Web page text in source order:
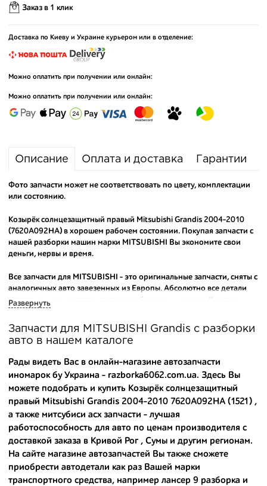
Заказ в 1 клик
Доставка по Киеву и Украине курьером или в отделение:
Можно оплатить при получении или онлайн:
Можно оплатить при получении или онлайн:
Описание Оплата и доставка Гарантии
Фото запчасти может не соответствовать по цвету, комплектации
или состоянию.
Козырёк солнцезащитный правый Mitsubishi Grandis 2004-2010
(7620A092HA) в хорошем рабочем состоянии. Покупая запчасти с
нашей разборки машин марки MITSUBISHI Вы экономите свои
деньги, нервы и время.
Все запчасти для MITSUBISHI - это оригинальные запчасти, сняты с
аналогичных авто завезенных из Европы. Абсолютно все детали
исправны и находятся в состоянии близком к новому. Каждая
производителя.
Вашему вниманию предлагаем широкий ассортимент
автозапчастей для
MITSUBISHI Grandis 2004-2010
популярных марок. Мы продаем оригинальные и
высококачественные запчасти, отказываясь от контрафактных
аналогов.
Многие наши оптовые клиенты рекомендуют именно нашу
разборку как надежного и проверенного продавца. Если вам
требуется приобрести оптовую партию деталей для японских
автомобилей, то консультанты нашего интернет-магазина
подберут вам товар и укомплектуют партию. Также мы поможем с
правильным выбором по каталогу автозапчастей.
Развернуть
Запчасти для MITSUBISHI Grandis с разборки
авто в нашем каталоге
Рады видеть Вас в онлайн-магазине автозапчасти
иномарок бу Украина - razborka6062.com.ua. Здесь Вы
можете подобрать и купить Козырёк солнцезащитный
правый Mitsubishi Grandis 2004-2010 7620A092HA (1521) ,
а также митсубиси асх запчасти - лучшая
работоспособность для авто по ценам производителя с
доставкой заказа в Кривой Рог , Сумы и другим регионам.
На сайте магазине автозапчастей Вы также сможете
приобрести автодетали как раз Вашей марки
транспортного средства, напримерлансер 9 разборка и